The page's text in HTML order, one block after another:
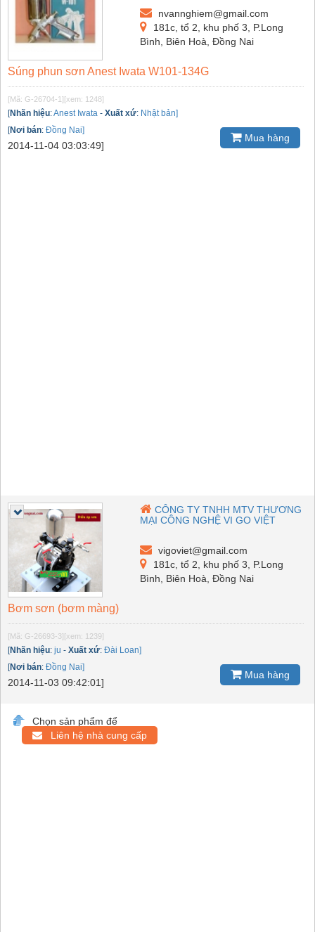
nvannghiem@gmail.com
181c, tổ 2, khu phố 3, P.Long
Bình, Biên Hoà, Đồng Nai
Súng phun sơn Anest Iwata W101-134G
[Mã: G-26704-1] [xem: 1248]
[Nhãn hiệu:Anest Iwata - Xuất xứ: Nhật bản]
[Nơi bán: Đồng Nai]
2014-11-04 03:03:49]
Mua hàng
CÔNG TY TNHH MTV THƯƠNG
MẠI CÔNG NGHỆ VI GO VIỆT
vigoviet@gmail.com
181c, tổ 2, khu phố 3, P.Long
Bình, Biên Hoà, Đồng Nai
Bơm sơn (bơm màng)
[Mã: G-26693-3] [xem: 1239]
[Nhãn hiệu: ju - Xuất xứ: Đài Loan]
[Nơi bán: Đồng Nai]
2014-11-03 09:42:01]
Mua hàng
Chọn sản phẩm để
Liên hệ nhà cung cấp